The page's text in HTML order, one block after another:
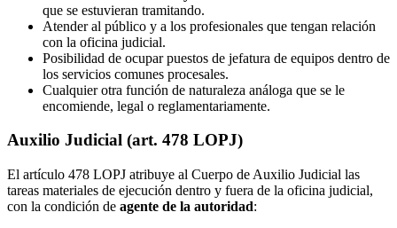
que se estuvieran tramitando.
Atender al público y a los profesionales que tengan relación
con la oficina judicial.
Posibilidad de ocupar puestos de jefatura de equipos dentro de
los servicios comunes procesales.
Cualquier otra función de naturaleza análoga que se le
encomiende, legal o reglamentariamente.
Auxilio Judicial (art. 478 LOPJ)
El artículo 478 LOPJ atribuye al Cuerpo de Auxilio Judicial las
tareas materiales de ejecución dentro y fuera de la oficina judicial,
con la condición de agente de la autoridad: